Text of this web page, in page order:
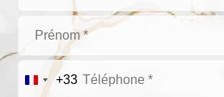
+33